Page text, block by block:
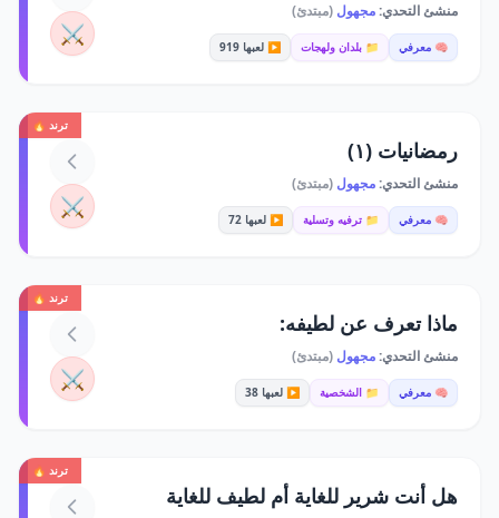
منشئ التحدي:مجهول (مبتدئ)
🧠 معرفي 📁 بلدان ولهجات ▶️ لعبها 919 ⚔️
ترند 🔥
رمضانيات (١)
منشئ التحدي:مجهول (مبتدئ)
🧠 معرفي 📁 ترفيه وتسلية ▶️ لعبها 72 ⚔️
ترند 🔥
ماذا تعرف عن لطيفه:
منشئ التحدي:مجهول (مبتدئ)
🧠 معرفي 📁 الشخصية ▶️ لعبها 38 ⚔️
ترند 🔥
هل أنت شرير للغاية أم لطيف للغاية